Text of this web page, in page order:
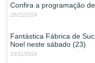
Confira a programação
29/11/2024
Fantástica Fábrica de
Noel neste sábado (23)
19/11/2024